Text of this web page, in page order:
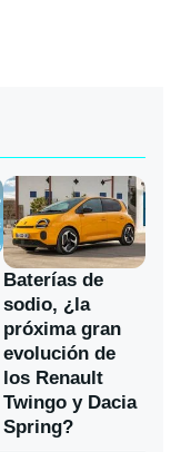
Baterías de
sodio, ¿la
próxima gran
evolución de
los Renault
Twingo y Dacia
Spring?